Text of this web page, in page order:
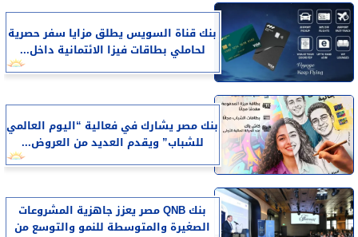
بنك قناة السويس يطلق مزايا سفر حصرية
لحاملي بطاقات فيزا الائتمانية داخل...
بنك مصر يشارك في فعالية “اليوم العالمي
للشباب” ويقدم العديد من العروض...
بنك QNB مصر يعزز جاهزية المشروعات
الصغيرة والمتوسطة للنمو والتوسع من